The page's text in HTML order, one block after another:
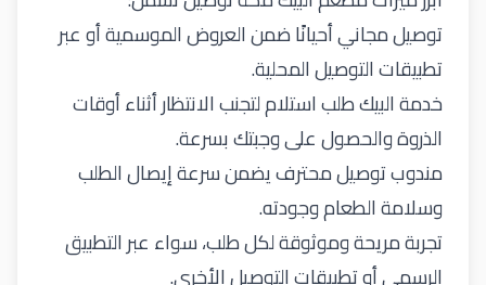
توصيل مجاني أحيانًا ضمن العروض الموسمية أو عبر
تطبيقات التوصيل المحلية.
خدمة البيك طلب استلام لتجنب الانتظار أثناء أوقات
الذروة والحصول على وجبتك بسرعة.
مندوب توصيل محترف يضمن سرعة إيصال الطلب
وسلامة الطعام وجودته.
تجربة مريحة وموثوقة لكل طلب، سواء عبر التطبيق
الرسمي أو تطبيقات التوصيل الأخرى.